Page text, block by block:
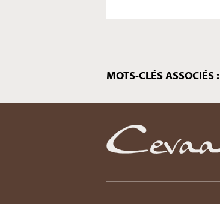
MOTS-CLÉS ASSOCIÉS :